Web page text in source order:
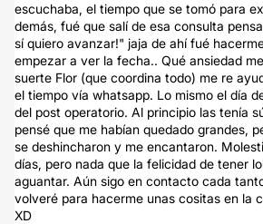
escuchaba, el tiempo que se tomó para
demás, fué que salí de esa consulta
sí quiero avanzar!" jaja de ahí fué
empezar a ver la fecha.. Qué ansiedad
suerte Flor (que coordina todo) me re
el tiempo vía whatsapp. Lo mismo el día
del post operatorio. Al principio las tenía
pensé que me habían quedado grandes,
se deshincharon y me encantaron.
días, pero nada que la felicidad de tener
aguantar. Aún sigo en contacto cada
volveré para hacerme unas cositas en la
XD